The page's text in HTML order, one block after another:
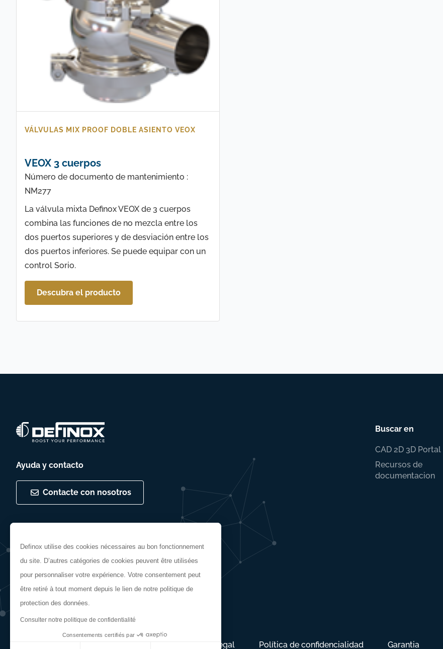
VÁLVULAS MIX PROOF DOBLE ASIENTO VEOX
VEOX 3 cuerpos
Número de documento de mantenimiento :
NM277
La válvula mixta Definox VEOX de 3 cuerpos
combina las funciones de no mezcla entre los
dos puertos superiores y de desviación entre los
dos puertos inferiores. Se puede equipar con un
control Sorio.
Descubra el producto
Ayuda y contacto
Contacte con nosotros
Buscar en
CAD 2D 3D Portal
Recursos de
documentacion
Información legal Política de confidencialidad Garantia
Definox utilise des cookies nécessaires au bon fonctionnement
du site. D’autres catégories de cookies peuvent être utilisées
pour personnaliser votre expérience. Votre consentement peut
être retiré à tout moment depuis le lien de notre politique de
protection des données.
Consulter notre politique de confidentialité
Consentements certifiés par